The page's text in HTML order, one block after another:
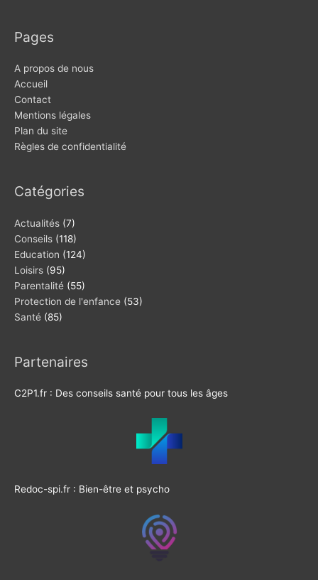
Pages
A propos de nous
Accueil
Contact
Mentions légales
Plan du site
Règles de confidentialité
Catégories
Actualités (7)
Conseils (118)
Education (124)
Loisirs (95)
Parentalité (55)
Protection de l'enfance (53)
Santé (85)
Partenaires
C2P1.fr : Des conseils santé pour tous les âges
Redoc-spi.fr : Bien-être et psycho